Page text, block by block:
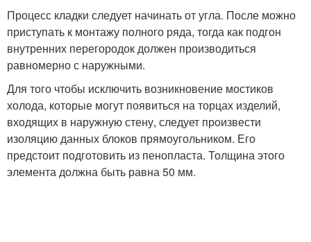
Процесс кладки следует начинать от угла. После можно
приступать к монтажу полного ряда, тогда как подгон
внутренних перегородок должен производиться
равномерно с наружными.
Для того чтобы исключить возникновение мостиков
холода, которые могут появиться на торцах изделий,
входящих в наружную стену, следует произвести
изоляцию данных блоков прямоугольником. Его
предстоит подготовить из пенопласта. Толщина этого
элемента должна быть равна 50 мм.